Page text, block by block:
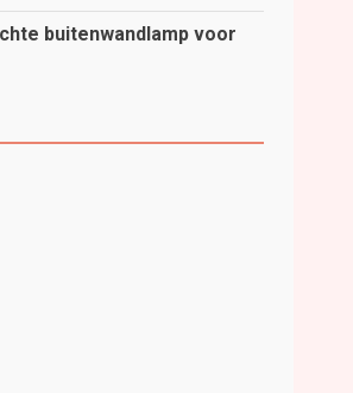
buitenwandlamp voor